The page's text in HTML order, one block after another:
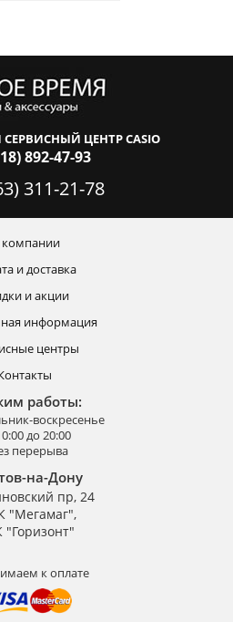
ЦЕНТР CASIO
892-47-93
311-21-78
и доставка
и акции
информация
центры
работы:
воскресенье
до 20:00
перерыва
на-Дону
пр, 24
"Мегамаг",
"Горизонт"
к оплате